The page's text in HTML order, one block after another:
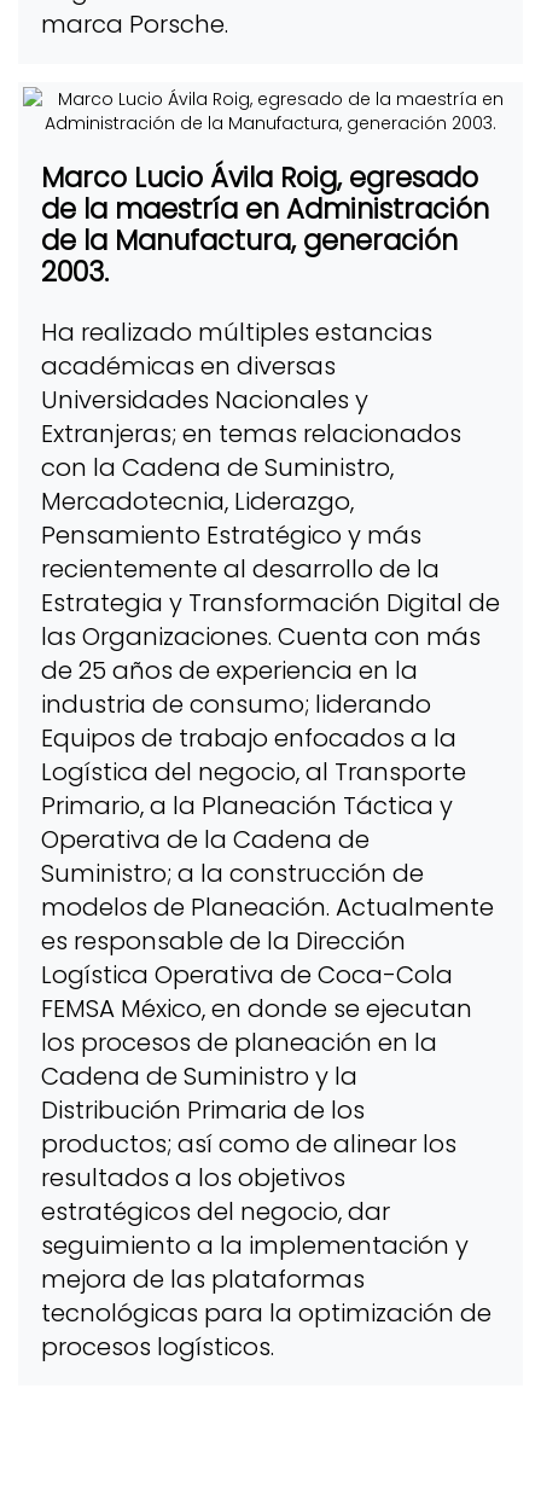
marca Porsche.
Marco Lucio Ávila Roig, egresado
de la maestría en Administración
de la Manufactura, generación
2003.
Ha realizado múltiples estancias
académicas en diversas
Universidades Nacionales y
Extranjeras; en temas relacionados
con la Cadena de Suministro,
Mercadotecnia, Liderazgo,
Pensamiento Estratégico y más
recientemente al desarrollo de la
Estrategia y Transformación Digital de
las Organizaciones. Cuenta con más
de 25 años de experiencia en la
industria de consumo; liderando
Equipos de trabajo enfocados a la
Logística del negocio, al Transporte
Primario, a la Planeación Táctica y
Operativa de la Cadena de
Suministro; a la construcción de
modelos de Planeación. Actualmente
es responsable de la Dirección
Logística Operativa de Coca-Cola
FEMSA México, en donde se ejecutan
los procesos de planeación en la
Cadena de Suministro y la
Distribución Primaria de los
productos; así como de alinear los
resultados a los objetivos
estratégicos del negocio, dar
seguimiento a la implementación y
mejora de las plataformas
tecnológicas para la optimización de
procesos logísticos.